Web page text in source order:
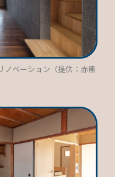
ノベーション（提供：赤熊